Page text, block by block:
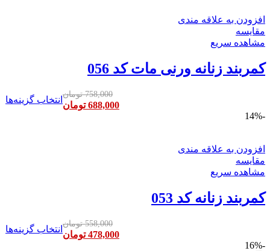
افزودن به علاقه مندی
مقایسه
مشاهده سریع
کمربند زنانه ورنی مات کد 056
758,000 تومان
688,000 تومان انتخاب گزینه‌ها
-14%
افزودن به علاقه مندی
مقایسه
مشاهده سریع
کمربند زنانه کد 053
558,000 تومان
478,000 تومان انتخاب گزینه‌ها
-16%